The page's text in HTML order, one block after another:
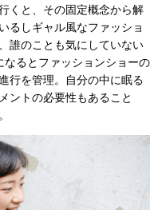
くと、その固定概念から解
るしギャル風なファッショ
誰のことも気にしていない
るとファッションショーの
行を管理。自分の中に眠る
ントの必要性もあること